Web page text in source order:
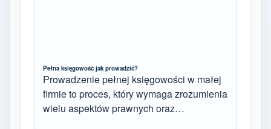
Pełna księgowość jak prowadzić?
Prowadzenie pełnej księgowości w małej
firmie to proces, który wymaga zrozumienia
wielu aspektów prawnych oraz…